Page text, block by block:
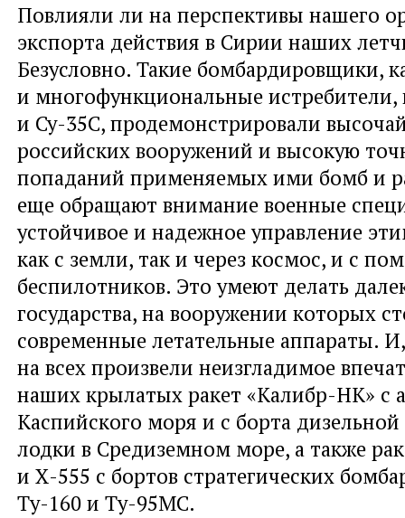
Повлияли ли на перспективы нашего
экспорта действия в Сирии наших
Безусловно. Такие бомбардировщики,
и многофункциональные
и Су-35С, продемонстрировали
российских вооружений и высокую
попаданий применяемых ими бомб и
еще обращают внимание военные
устойчивое и надежное управление
как с земли, так и через космос, и с
беспилотников. Это умеют делать
государства, на вооружении которых
современные летательные аппараты.
на всех произвели неизгладимое
наших крылатых ракет «Калибр-НК» с
Каспийского моря и с борта
лодки в Средиземном море, а также
и Х-555 с бортов стратегических
Ту-160 и Ту-95МС.